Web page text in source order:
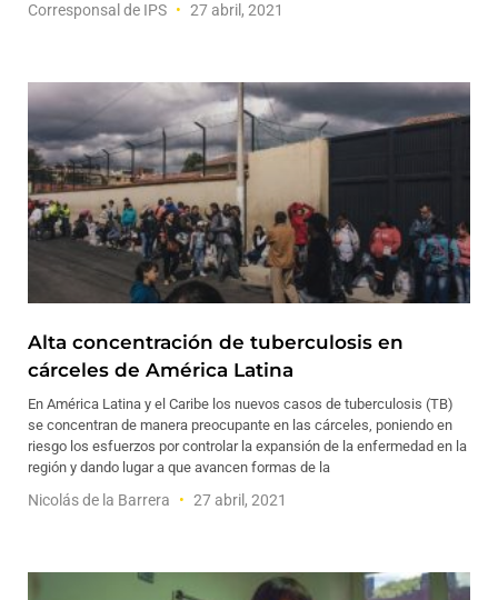
Corresponsal de IPS 27 abril, 2021
Alta concentración de tuberculosis en
cárceles de América Latina
En América Latina y el Caribe los nuevos casos de tuberculosis (TB)
se concentran de manera preocupante en las cárceles, poniendo en
riesgo los esfuerzos por controlar la expansión de la enfermedad en la
región y dando lugar a que avancen formas de la
Nicolás de la Barrera 27 abril, 2021